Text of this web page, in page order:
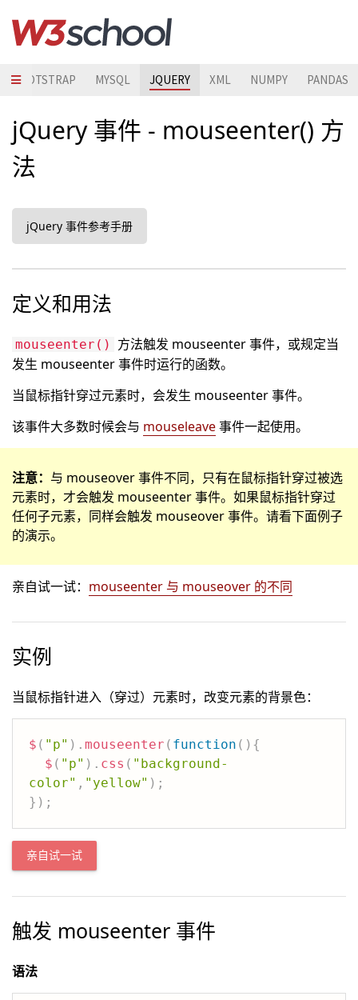
BOOTSTRAP MYSQL JQUERY XML NUMPY PANDAS
jQuery 事件 - mouseenter() 方
法
jQuery 事件参考手册
定义和用法
mouseenter()
方法触发 mouseenter 事件，或规定当
发生 mouseenter 事件时运行的函数。
当鼠标指针穿过元素时，会发生 mouseenter 事件。
该事件大多数时候会与 mouseleave事件一起使用。
注意： 与 mouseover 事件不同，只有在鼠标指针穿过被选
元素时，才会触发 mouseenter 事件。如果鼠标指针穿过
任何子元素，同样会触发 mouseover 事件。请看下面例子
的演示。
亲自试一试： mouseenter 与 mouseover 的不同
实例
当鼠标指针进入（穿过）元素时，改变元素的背景色：
$ ( "p" ) . mouseenter ( function ( ) {
$ ( "p" ) . css ( "background-
color" , "yellow" ) ;
} ) ;
亲自试一试
触发 mouseenter 事件
语法